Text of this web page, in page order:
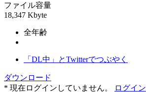
ファイル容量
18,347 Kbyte
全年齢
「DL中」とTwitterでつぶやく
ダウンロード
* 現在ログインしていません。
ログイン